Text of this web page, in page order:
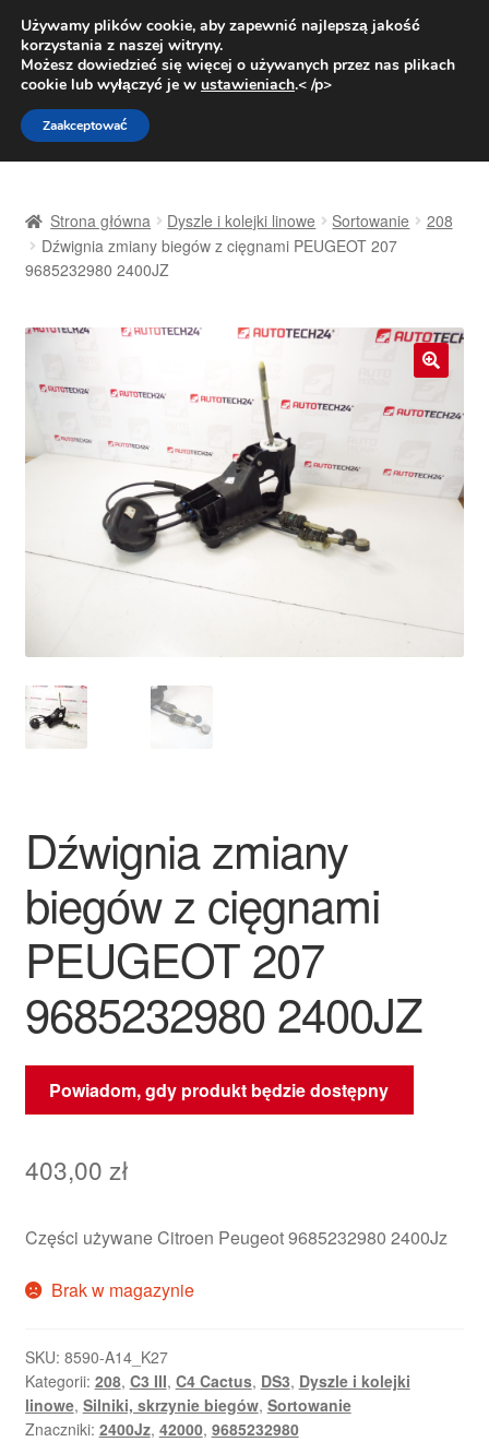
DOSTAWA od 31 zł
Pn.-pt. 9:00-16:00800 003 167
Przejdź
do
nawigacji
Przejdź
do
treści
Dostawa
O nas
Polityka prywatności
Skarga
Zasady i warunki
Strona główna Dyszle i kolejki linowe Sortowanie
208
Dźwignia zmiany biegów z cięgnami PEUGEOT 207
9685232980 2400JZ
Dźwignia zmiany
biegów z cięgnami
PEUGEOT 207
9685232980 2400JZ
Powiadom, gdy produkt będzie dostępny
403,00 zł
Części używane Citroen Peugeot 9685232980 2400Jz
Brak w magazynie
SKU: 8590-A14_K27
Kategorii: 208, C3 III, C4 Cactus, DS3, Dyszle i kolejki
linowe, Silniki, skrzynie biegów, Sortowanie
Znaczniki: 2400Jz, 42000, 9685232980
Używamy plików cookie, aby zapewnić najlepszą jakość
korzystania z naszej witryny.
Możesz dowiedzieć się więcej o używanych przez nas plikach
cookie lub wyłączyć je w ustawieniach.< /p>
Zaakceptować